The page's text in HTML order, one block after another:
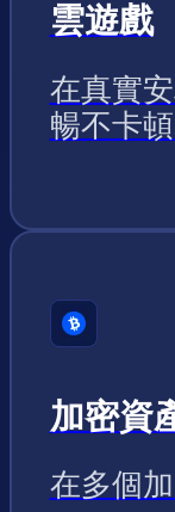
雲遊戲
在真實
暢不卡頓
加密資
在多個